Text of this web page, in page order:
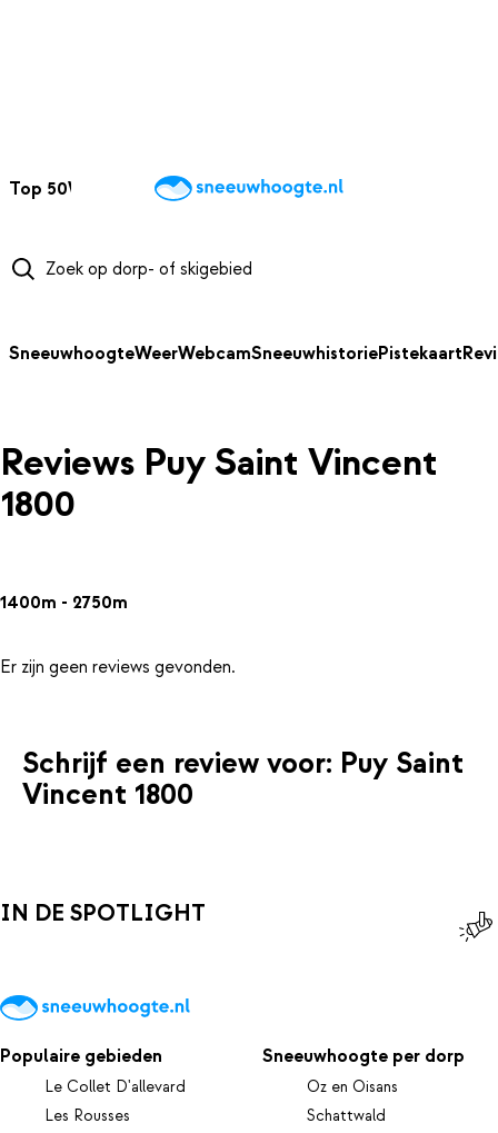
Top 50Webcams WintersportweerKaarten
SneeuwhoogteWeerWebcamSneeuwhistoriePistekaart
Reviews Puy Saint Vincent
1800
1400m - 2750m
Er zijn geen reviews gevonden.
Schrijf een review voor: Puy Saint
Vincent 1800
IN DE SPOTLIGHT
Populaire gebieden
Le Collet D'allevard
Les Rousses
Sneeuwhoogte per dorp
Oz en Oisans
Schattwald